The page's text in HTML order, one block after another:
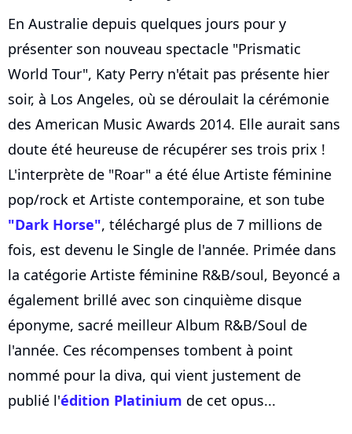
En Australie depuis quelques jours pour y
présenter son nouveau spectacle "Prismatic
World Tour", Katy Perry n'était pas présente hier
soir, à Los Angeles, où se déroulait la cérémonie
des American Music Awards 2014. Elle aurait sans
doute été heureuse de récupérer ses trois prix !
L'interprète de "Roar" a été élue Artiste féminine
pop/rock et Artiste contemporaine, et son tube
"Dark Horse", téléchargé plus de 7 millions de
fois, est devenu le Single de l'année. Primée dans
la catégorie Artiste féminine R&B/soul, Beyoncé a
également brillé avec son cinquième disque
éponyme, sacré meilleur Album R&B/Soul de
l'année. Ces récompenses tombent à point
nommé pour la diva, qui vient justement de
publié l'édition Platinium de cet opus...